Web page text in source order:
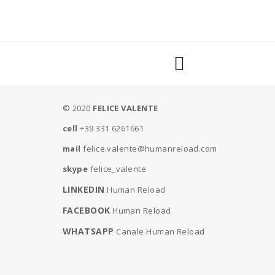
© 2020 FELICE VALENTE
cell +39 331 6261661
mailfelice.valente@humanreload.com
skype felice_valente
LINKEDIN Human Reload
FACEBOOK Human Reload
WHATSAPP Canale Human Reload